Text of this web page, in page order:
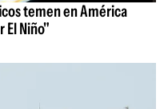
temen en América
El Niño"